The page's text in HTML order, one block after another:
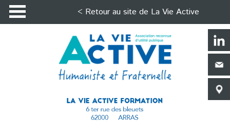
< Retour au site de La Vie Active